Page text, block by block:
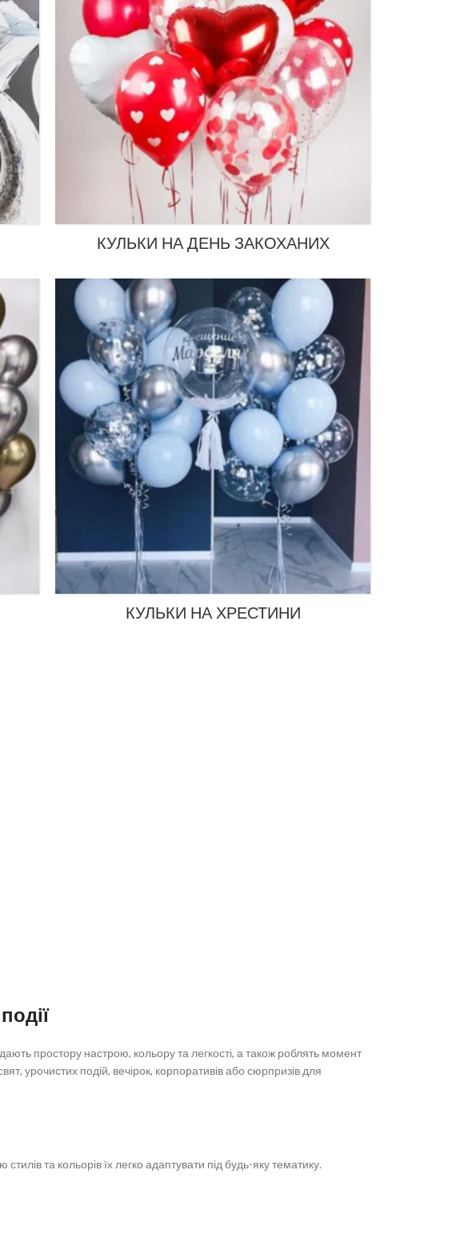
КУЛЬКИ НА ДЕНЬ ЗАКОХАНИХ
КУЛЬКИ НА ХРЕСТИНИ
простору настрою, кольору та легкості, а також роблять момент
урочистих подій, вечірок, корпоративів або сюрпризів для
та кольорів їх легко адаптувати під будь-яку тематику.